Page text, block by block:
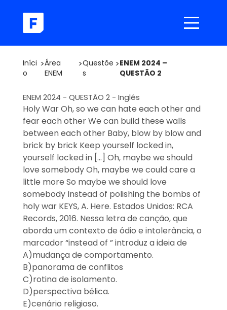
Iníci
o
>Área
ENEM
>Questõe
s
>ENEM 2024 –
QUESTÃO 2
ENEM 2024 - QUESTÃO 2 - Inglês
Holy War Oh, so we can hate each other and
fear each other We can build these walls
between each other Baby, blow by blow and
brick by brick Keep yourself locked in,
yourself locked in […] Oh, maybe we should
love somebody Oh, maybe we could care a
little more So maybe we should love
somebody Instead of polishing the bombs of
holy war KEYS, A. Here. Estados Unidos: RCA
Records, 2016. Nessa letra de canção, que
aborda um contexto de ódio e intolerância, o
marcador “instead of ” introduz a ideia de
A)mudança de comportamento.
B)panorama de conflitos
C)rotina de isolamento.
D)perspectiva bélica.
E)cenário religioso.